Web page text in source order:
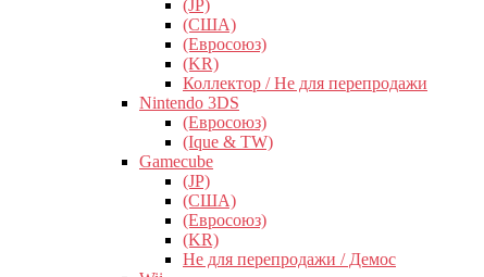
(JP)
(США)
(Евросоюз)
(KR)
Коллектор / Не для перепродажи
Nintendo 3DS
(Евросоюз)
(Ique & TW)
Gamecube
(JP)
(США)
(Евросоюз)
(KR)
Не для перепродажи / Демос